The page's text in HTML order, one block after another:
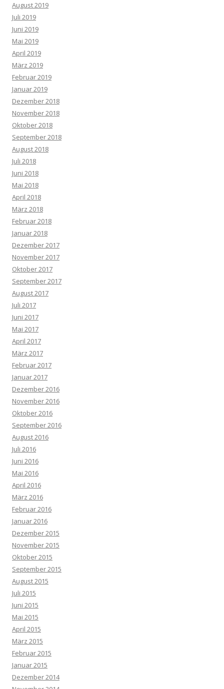
August 2019
Juli 2019
Juni 2019
Mai 2019
April 2019
März 2019
Februar 2019
Januar 2019
Dezember 2018
November 2018
Oktober 2018
September 2018
August 2018
Juli 2018
Juni 2018
Mai 2018
April 2018
März 2018
Februar 2018
Januar 2018
Dezember 2017
November 2017
Oktober 2017
September 2017
August 2017
Juli 2017
Juni 2017
Mai 2017
April 2017
März 2017
Februar 2017
Januar 2017
Dezember 2016
November 2016
Oktober 2016
September 2016
August 2016
Juli 2016
Juni 2016
Mai 2016
April 2016
März 2016
Februar 2016
Januar 2016
Dezember 2015
November 2015
Oktober 2015
September 2015
August 2015
Juli 2015
Juni 2015
Mai 2015
April 2015
März 2015
Februar 2015
Januar 2015
Dezember 2014